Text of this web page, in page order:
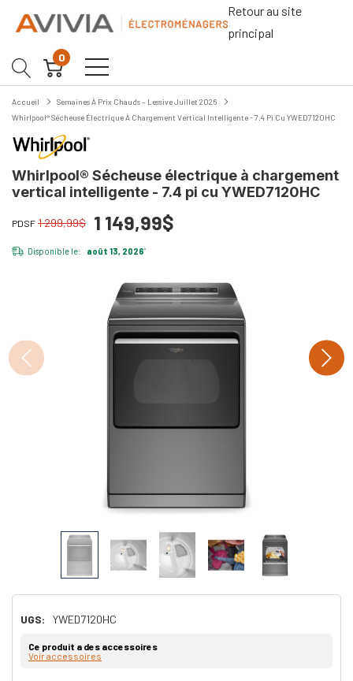
Retour au site
principal
0
Accueil
Semaines À Prix Chauds – Lessive Juillet 2026
Whirlpool® Sécheuse Électrique À Chargement Vertical Intelligente - 7.4 Pi Cu YWED7120HC
Whirlpool® Sécheuse électrique à chargement
vertical intelligente - 7.4 pi cu YWED7120HC
PDSF 1 299,99$ 1 149,99$
Disponible le: août 13, 2026*
UGS: YWED7120HC
Ce produit a des accessoires
Voir accessoires